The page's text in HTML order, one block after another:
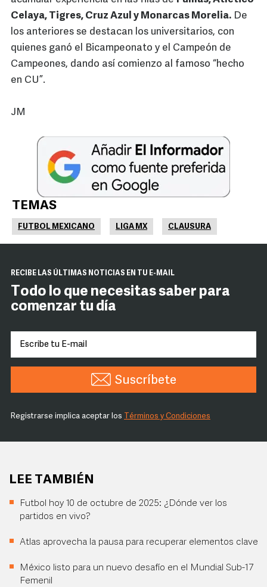
Celaya, Tigres, Cruz Azul y Monarcas Morelia. De
los anteriores se destacan los universitarios, con
quienes ganó el Bicampeonato y el Campeón de
Campeones, dando así comienzo al famoso “hecho
en CU”.
JM
TEMAS
FUTBOL MEXICANO LIGA MX CLAUSURA
RECIBE LAS ÚLTIMAS NOTICIAS EN TU E-MAIL
Todo lo que necesitas saber para
comenzar tu día
Suscríbete
Registrarse implica aceptar los Términos y Condiciones
LEE TAMBIÉN
Futbol hoy 10 de octubre de 2025: ¿Dónde ver los
partidos en vivo?
Atlas aprovecha la pausa para recuperar elementos clave
México listo para un nuevo desafío en el Mundial Sub-17
Femenil